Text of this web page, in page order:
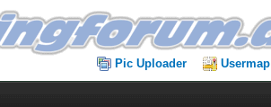
Pic Uploader Usermap